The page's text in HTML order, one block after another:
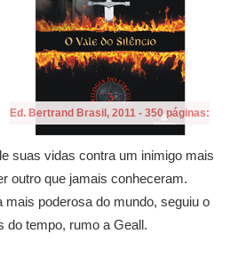
Ed. Bertrand Brasil, 2011 - 350 páginas:
suas vidas contra um inimigo mais
outro que jamais conheceram.
mais poderosa do mundo, seguiu o
do tempo, rumo a Geall.